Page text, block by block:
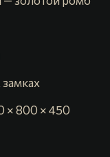
× 800 × 450